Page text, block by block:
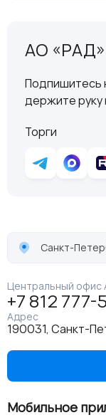
АО «РАД»
Подпишитесь
держите руку
Торги
Санкт-
Центральный офис
+7 812 777-
Адрес
190031, Санкт-
Мобильное